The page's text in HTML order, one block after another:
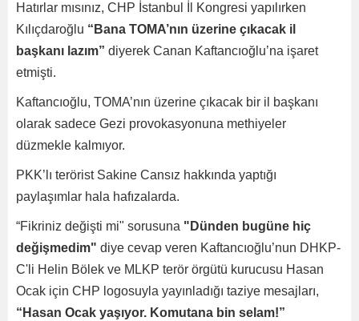
Hatırlar mısınız, CHP İstanbul İl Kongresi yapılırken
Kılıçdaroğlu “Bana TOMA’nın üzerine çıkacak il
başkanı lazım” diyerek Canan Kaftancıoğlu’na işaret
etmişti.
Kaftancıoğlu, TOMA’nın üzerine çıkacak bir il başkanı
olarak sadece Gezi provokasyonuna methiyeler
düzmekle kalmıyor.
PKK’lı terörist Sakine Cansız hakkında yaptığı
paylaşımlar hala hafızalarda.
“Fikriniz değişti mi" sorusuna "Dünden bugüne hiç
değişmedim" diye cevap veren Kaftancıoğlu’nun DHKP-
C'li Helin Bölek ve MLKP terör örgütü kurucusu Hasan
Ocak için CHP logosuyla yayınladığı taziye mesajları,
“Hasan Ocak yaşıyor. Komutana bin selam!”